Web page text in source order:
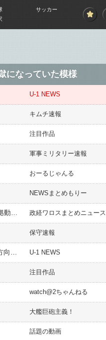
サッカー
になっていた模様
U-1 NEWS
キムチ速報
注目作品
軍事ミリタリー速報
おーるじゃんる
NEWSまとめもりー
政経ワロスまとめニュース
保守速報
U-1 NEWS
注目作品
watch@2ちゃんねる
大艦巨砲主義！
話題の動画